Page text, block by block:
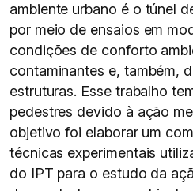
ambiente urbano é o túnel
por meio de ensaios em
condições de conforto
contaminantes e, também,
estruturas. Esse trabalho
pedestres devido à ação
objetivo foi elaborar um
técnicas experimentais
do IPT para o estudo da